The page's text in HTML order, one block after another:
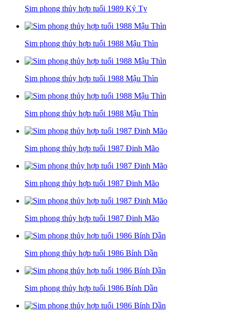
Sim phong thủy hợp tuổi 1989 Kỷ Tỵ
Sim phong thủy hợp tuổi 1988 Mậu Thìn
Sim phong thủy hợp tuổi 1988 Mậu Thìn
Sim phong thủy hợp tuổi 1988 Mậu Thìn
Sim phong thủy hợp tuổi 1987 Đinh Mão
Sim phong thủy hợp tuổi 1987 Đinh Mão
Sim phong thủy hợp tuổi 1987 Đinh Mão
Sim phong thủy hợp tuổi 1986 Bính Dần
Sim phong thủy hợp tuổi 1986 Bính Dần